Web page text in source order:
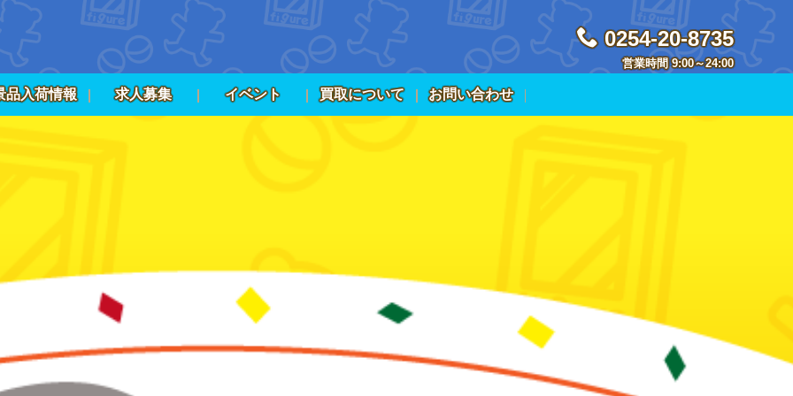
0254-20-8735
営業時間 9:00～24:00
品入荷情報 求人募集 イベント 買取について お問い合わせ